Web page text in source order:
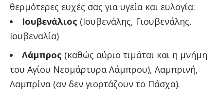
θερμότερες ευχές σας για υγεία και ευλογία:
Ιουβενάλιος (Ιουβενάλης, Γιουβενάλης,
Ιουβεναλία)
Λάμπρος (καθώς αύριο τιμάται και η μνήμη
του Αγίου Νεομάρτυρα Λάμπρου), Λαμπρινή,
Λαμπρίνα (αν δεν γιορτάζουν το Πάσχα).